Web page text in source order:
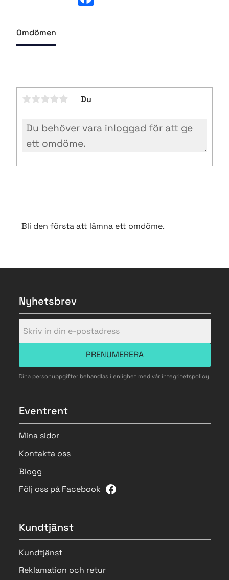
o
Omdömen
Du
Bli den första att lämna ett omdöme.
Nyhetsbrev
PRENUMERERA
Dina personuppgifter behandlas i enlighet med vår integritetspolicy.
Eventrent
Mina sidor
Kontakta oss
Blogg
Följ oss på Facebook
Kundtjänst
Kundtjänst
Reklamation och retur